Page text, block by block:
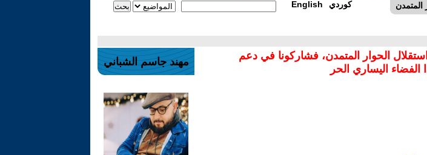
المتمدن English كوردي
الحوار المتمدن، فشاركونا في دعم
الفضاء اليساري الحر
مهند جاسم الشباني